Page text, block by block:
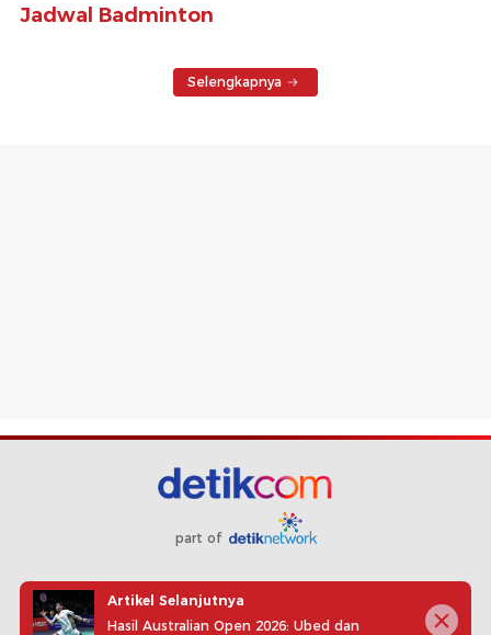
Jadwal Badminton
Selengkapnya
part of
Redaksi Pedoman Media Siber Karir
Kotak Pos
Info Iklan
Privacy Policy Disclaimer
Artikel Selanjutnya
Hasil Australian Open 2026: Ubed dan